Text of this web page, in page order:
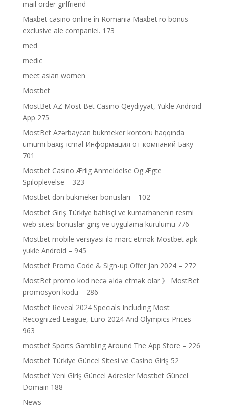
mail order girlfriend
Maxbet casino online în Romania Maxbet ro bonus
exclusive ale companiei. 173
med
medic
meet asian women
Mostbet
MostBet AZ Most Bet Casino Qeydiyyat, Yukle Android
App 275
MostBet Azərbaycan bukmeker kontoru haqqında
ümumi baxış-icmal Информация от компаний Баку
701
Mostbet Casino Ærlig Anmeldelse Og Ægte
Spiloplevelse – 323
Mostbet dən bukmeker bonusları – 102
Mostbet Giriş Türkiye bahisçi ve kumarhanenin resmi
web sitesi bonuslar giriş ve uygulama kurulumu 776
Mostbet mobile versiyası ilə mərc etmək Mostbet apk
yukle Android – 945
Mostbet Promo Code & Sign-up Offer Jan 2024 – 272
MostBet promo kod necə əldə etmək olar 》 MostBet
promosyon kodu – 286
Mostbet Reveal 2024 Specials Including Most
Recognized League, Euro 2024 And Olympics Prices –
963
‎mostbet Sports Gambling Around The App Store – 226
Mostbet Türkiye Güncel Sitesi ve Casino Giriş 52
Mostbet Yeni Giriş Güncel Adresler Mostbet Güncel
Domain 188
News